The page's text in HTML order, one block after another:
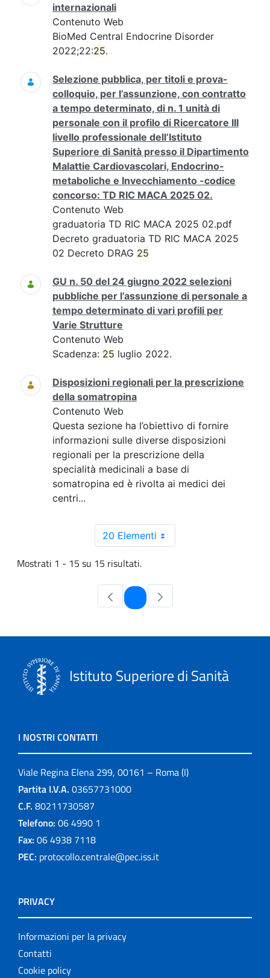
internazionali
Contenuto Web
BioMed Central Endocrine Disorder
2022;22:25.
Selezione pubblica, per titoli e prova-
colloquio, per l’assunzione, con contratto
a tempo determinato, di n. 1 unità di
personale con il profilo di Ricercatore III
livello professionale dell’Istituto
Superiore di Sanità presso il Dipartimento
Malattie Cardiovascolari, Endocrino-
metaboliche e Invecchiamento -codice
concorso: TD RIC MACA 2025 02.
Contenuto Web
graduatoria TD RIC MACA 2025 02.pdf
Decreto graduatoria TD RIC MACA 2025
02 Decreto DRAG 25
GU n. 50 del 24 giugno 2022 selezioni
pubbliche per l’assunzione di personale a
tempo determinato di vari profili per
Varie Strutture
Contenuto Web
Scadenza: 25 luglio 2022.
Disposizioni regionali per la prescrizione
della somatropina
Contenuto Web
Questa sezione ha l’obiettivo di fornire
informazioni sulle diverse disposizioni
regionali per la prescrizione della
specialità medicinali a base di
somatropina ed è rivolta ai medici dei
centri...
20 Elementi
Mostrati 1 - 15 su 15 risultati.
Pagina
Istituto Superiore di Sanità
I NOSTRI CONTATTI
Viale Regina Elena 299, 00161 – Roma (I)
Partita I.V.A. 03657731000
C.F. 80211730587
Telefono: 06 4990 1
Fax: 06 4938 7118
PEC: protocollo.centrale@pec.iss.it
PRIVACY
Informazioni per la privacy
Contatti
Cookie policy